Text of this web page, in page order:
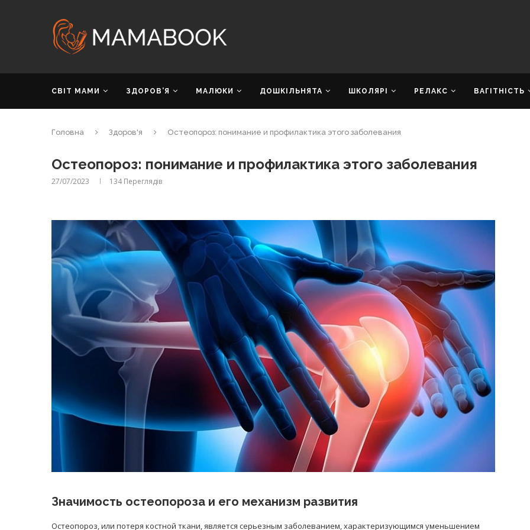
СВІТ МАМИ ЗДОРОВ’Я МАЛЮКИ ДОШКІЛЬНЯТА ШКОЛЯРІ РЕЛАКС ВАГІТНІСТЬ
Головна Здоров'я Остеопороз: понимание и профилактика этого заболевания
Остеопороз: понимание и профилактика этого заболевания
27/07/2023 134Переглядів
Значимость остеопороза и его механизм развития
Остеопороз, или потеря костной ткани, является серьезным заболеванием, характеризующимся уменьшением
никакого кипятка
30/Січ/2021
Лікарі назвали симптоми
коронавірусу в дітей
14/Бер/2020
Попробуйте рецепт
легендарного супа доктора
Моро, который без...
08/Січ/2021